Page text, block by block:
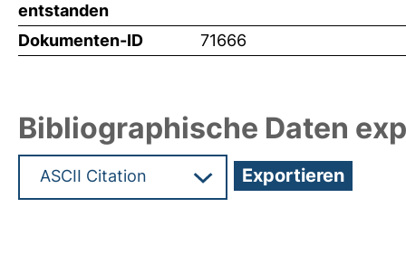
entstanden
Dokumenten-ID 71666
Bibliographische Daten